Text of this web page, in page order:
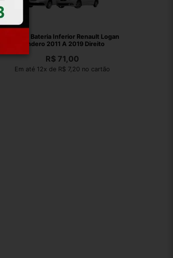
Suporte Bateria Inferior Renault Logan
Sandero 2011 A 2019 Direito
R$71,00
Em até 12x de R$ 7,20 no cartão